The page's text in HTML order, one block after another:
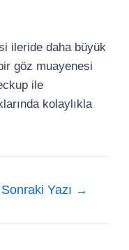
ileride daha büyük
göz muayenesi
ile
kolaylıkla
Sonraki Yazı →